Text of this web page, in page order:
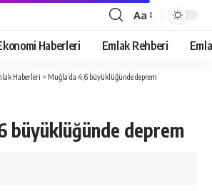
Yazı
Tipi
Boyutlandırıcı
Aa
Haberleri Emlak Rehberi
Haberleri > Muğla’da 4,6 büyüklüğünde deprem
büyüklüğünde deprem